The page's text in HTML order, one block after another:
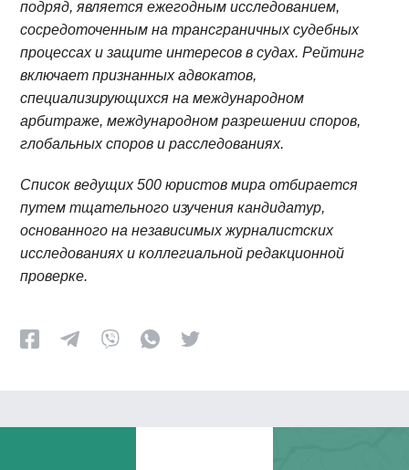
подряд, является ежегодным исследованием,
сосредоточенным на трансграничных судебных
процессах и защите интересов в судах. Рейтинг
включает признанных адвокатов,
специализирующихся на международном
арбитраже, международном разрешении споров,
глобальных споров и расследованиях.
Список ведущих 500 юристов мира отбирается
путем тщательного изучения кандидатур,
основанного на независимых журналистских
исследованиях и коллегиальной редакционной
проверке.